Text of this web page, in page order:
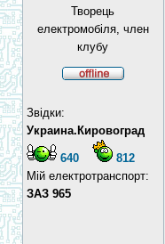
Творець
електромобіля, член
клубу
Звідки:
Украина.Кировоград
640
812
Мій електротранспорт:
ЗАЗ 965